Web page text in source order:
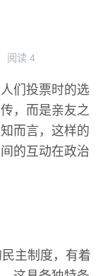
阅读 4
们投票时的选
，而是亲友之
而言，这样的
的互动在政治
主制度，有着